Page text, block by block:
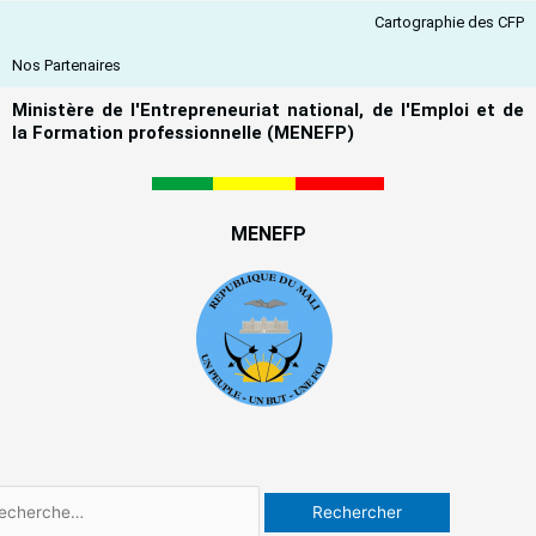
contenu
Cartographie des CFP
Nos Partenaires
Ministère de l'Entrepreneuriat national, de l'Emploi et de
la Formation professionnelle (MENEFP)
MENEFP